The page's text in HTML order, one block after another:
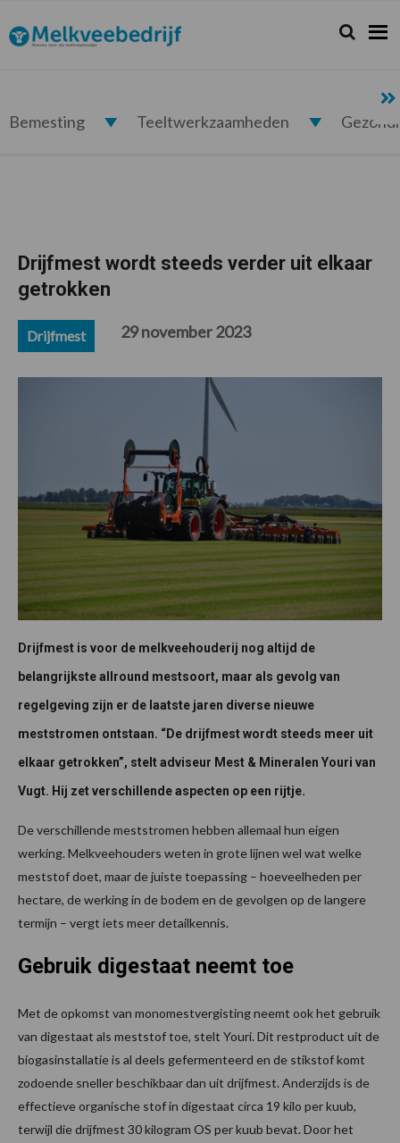
de
hoofdnavigatie
de
hoofd
de
eerste
de
voettekst
Melkveebedrijf.nl Zoeken...
Zoek
Bemesting Teeltwerkzaamheden
Drijfmest wordt steeds verder uit elkaar
getrokken
Drijfmest 29 november 2023
Drijfmest is voor de melkveehouderij nog altijd de
belangrijkste allround mestsoort, maar als gevolg van
regelgeving zijn er de laatste jaren diverse nieuwe
meststromen ontstaan. “De drijfmest wordt steeds meer uit
elkaar getrokken”, stelt adviseur Mest & Mineralen Youri van
Vugt. Hij zet verschillende aspecten op een rijtje.
De verschillende meststromen hebben allemaal hun eigen
werking. Melkveehouders weten in grote lijnen wel wat welke
meststof doet, maar de juiste toepassing – hoeveelheden per
hectare, de werking in de bodem en de gevolgen op de langere
termijn – vergt iets meer detailkennis.
Gebruik digestaat neemt toe
Met de opkomst van monomestvergisting neemt ook het gebruik
van digestaat als meststof toe, stelt Youri. Dit restproduct uit de
biogasinstallatie is al deels gefermenteerd en de stikstof komt
zodoende sneller beschikbaar dan uit drijfmest. Anderzijds is de
effectieve organische stof in digestaat circa 19 kilo per kuub,
terwijl die drijfmest 30 kilogram OS per kuub bevat. Door het